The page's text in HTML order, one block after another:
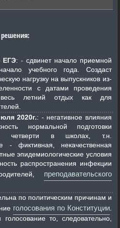
ЕГЭ: - сдвинет начало приемной
на выпускников из-
с датами проведения
2020г.: - негативное влияния
четверти в школах, т.н.
- фиктивная, некачественная
условия
распространения инфекции
преподавательского
по политическим причинам и
голосования по Конституции
то, следовательно,